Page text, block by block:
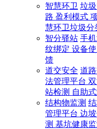
智慧环卫 垃
路 盈利模式
慧环卫垃圾分
智分驿站 手
纹绑定 设备
馈
道交安全 道
法管理平台
站检测 自助
结构物监测
管理平台 边
测 基坑健康监